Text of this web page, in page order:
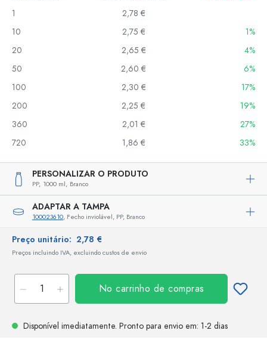
1
2,78 €
10
2,75 €
1%
20
2,65 €
4%
50
2,60 €
6%
100
2,30 €
17%
200
2,25 €
19%
360
2,01 €
27%
720
1,86 € 33%
PERSONALIZAR O PRODUTO
PP, 1000 ml, Branco
ADAPTAR A TAMPA
100023610, Fecho inviolável, PP, Branco
Preço unitário: 2,78 €
Preços incluindo IVA, excluindo custos de envio
No carrinho de compras
Disponível imediatamente. Pronto para envio em: 1-2 dias